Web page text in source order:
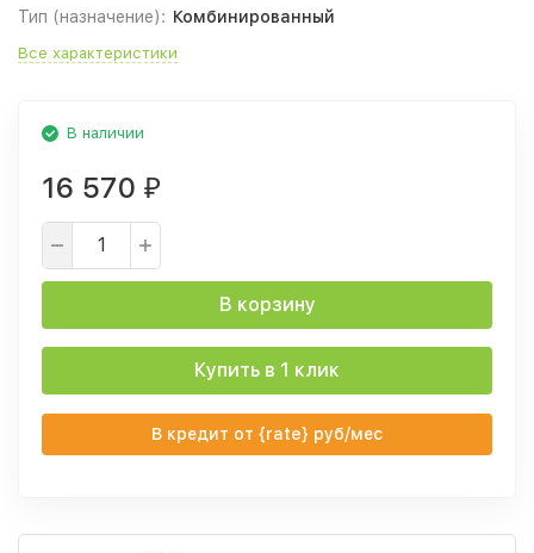
Тип (назначение): Комбинированный
Все характеристики
В наличии
16 570 ₽
В корзину
Купить в 1 клик
В кредит от {rate} руб/мес